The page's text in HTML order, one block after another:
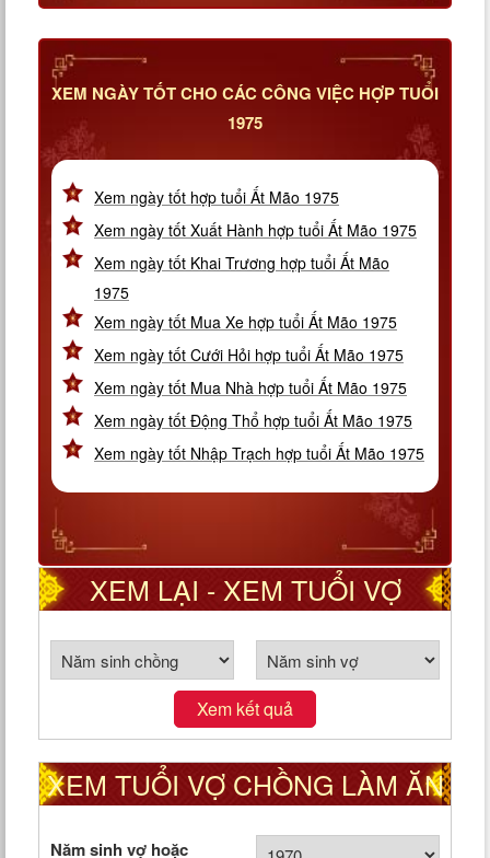
XEM NGÀY TỐT CHO CÁC CÔNG VIỆC HỢP TUỔI
1975
Xem ngày tốt hợp tuổi Ất Mão 1975
Xem ngày tốt Xuất Hành hợp tuổi Ất Mão 1975
Xem ngày tốt Khai Trương hợp tuổi Ất Mão
1975
Xem ngày tốt Mua Xe hợp tuổi Ất Mão 1975
Xem ngày tốt Cưới Hỏi hợp tuổi Ất Mão 1975
Xem ngày tốt Mua Nhà hợp tuổi Ất Mão 1975
Xem ngày tốt Động Thổ hợp tuổi Ất Mão 1975
Xem ngày tốt Nhập Trạch hợp tuổi Ất Mão 1975
XEM LẠI - XEM TUỔI VỢ
CHỒNG THEO CUNG PHI
Xem kết quả
XEM TUỔI VỢ CHỒNG LÀM ĂN
TỐT HAY XẤU
Năm sinh vợ hoặc